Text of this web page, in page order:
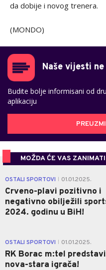
da dobije i novog trenera.
(MONDO)
Naše vijesti
Budite bolje informisani od
aplikaciju
MOŽDA ĆE VAS ZANIMATI
OSTALI SPORTOVI 01.01.2025.
Crveno-plavi pozitivno i
negativno obilježili
2024. godinu u BiH!
OSTALI SPORTOVI 01.01.2025.
RK Borac m:tel
nova-stara igrača!